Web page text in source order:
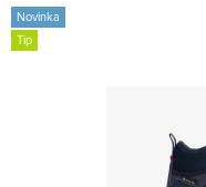
Novinka
Tip